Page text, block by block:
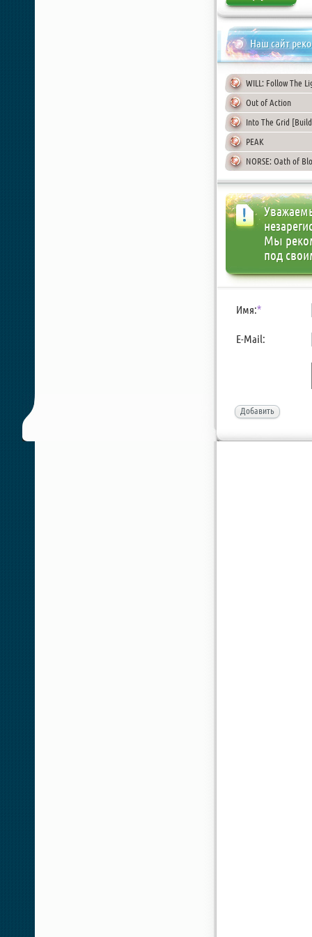
Наш сайт
WILL: Follow The
Out of Action
Into The Grid
PEAK
NORSE: Oath of
Мы
под
Имя:*
E-Mail:
Добавить